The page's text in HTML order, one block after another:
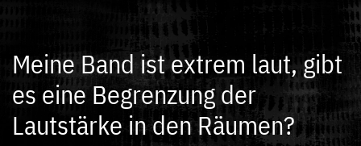
Meine Band ist extrem laut, gibt
es eine Begrenzung der
Lautstärke in den Räumen?